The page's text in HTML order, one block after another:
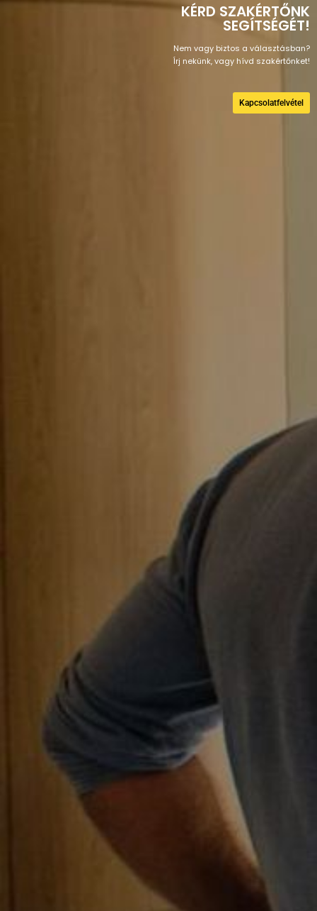
KÉRD SZAKÉRTŐNK
SEGÍTSÉGÉT!
Nem vagy biztos a választásban?
Írj nekünk, vagy hívd szakértőnket!
Kapcsolatfelvétel